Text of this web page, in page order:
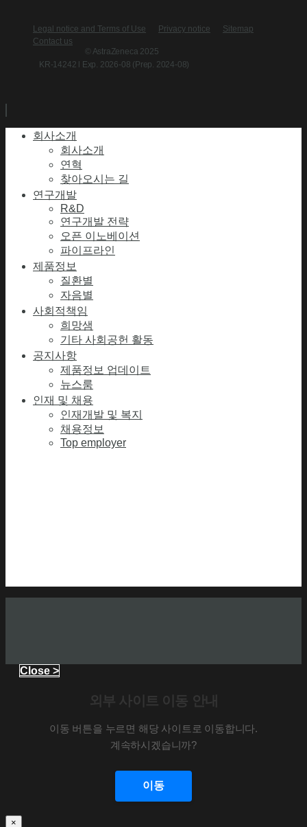
Legal notice and Terms of Use Privacy notice
Sitemap
Contact us
© AstraZeneca 2025
KR-14242 l Exp. 2026-08 (Prep. 2024-08)
회사소개
회사소개
연혁
찾아오시는 길
연구개발
R&D
연구개발 전략
오픈 이노베이션
파이프라인
제품정보
질환별
자음별
사회적책임
희망샘
기타 사회공헌 활동
공지사항
제품정보 업데이트
뉴스룸
인재 및 채용
인재개발 및 복지
채용정보
Top employer
Close >
외부 사이트 이동 안내
이동 버튼을 누르면 해당 사이트로 이동합니다.
계속하시겠습니까?
이동
×